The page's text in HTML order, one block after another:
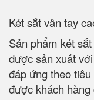
Két sắt vân tay
Sản phẩm két
được sản xuất
đáp ứng theo
được khách hàng